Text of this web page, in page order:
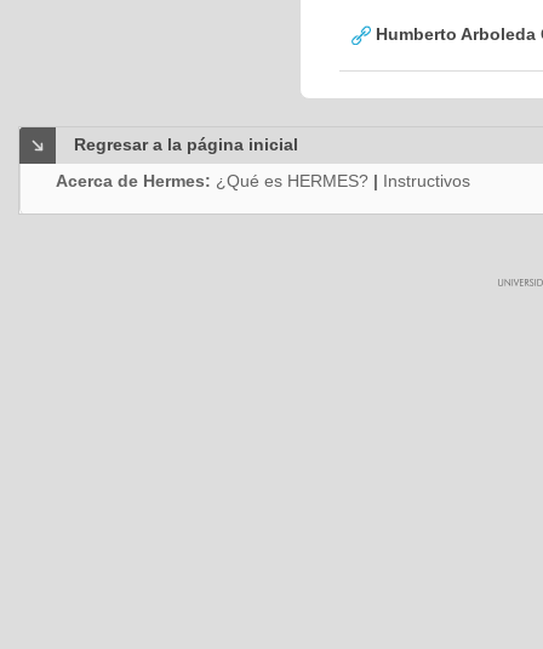
Humberto Arboleda
Regresar a la página inicial
Acerca de Hermes: ¿Qué es HERMES? | Instructivos